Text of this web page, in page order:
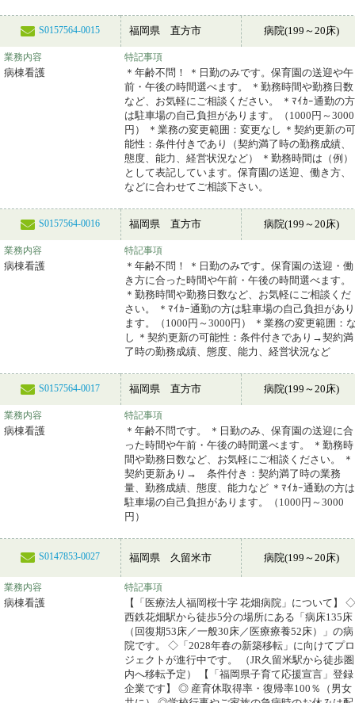
S0157564-0015 福岡県 直方市 病院(199～20床)
業務内容
病棟看護
特記事項
＊年齢不問！ ＊日勤のみです。保育園の送迎や午
前・午後の時間選べます。 ＊勤務時間や勤務日数
など、お気軽にご相談ください。 ＊ﾏｲｶｰ通勤の方
は駐車場の自己負担があります。（1000円～3000
円） ＊業務の変更範囲：変更なし ＊契約更新の可
能性：条件付きであり（契約満了時の勤務成績、
態度、能力、経営状況など） ＊勤務時間は（例）
として表記しています。保育園の送迎、働き方、
などに合わせてご相談下さい。
S0157564-0016 福岡県 直方市 病院(199～20床)
業務内容
病棟看護
特記事項
＊年齢不問！ ＊日勤のみです。保育園の送迎・働
き方に合った時間や午前・午後の時間選べます。
＊勤務時間や勤務日数など、お気軽にご相談くだ
さい。 ＊ﾏｲｶｰ通勤の方は駐車場の自己負担があり
ます。（1000円～3000円） ＊業務の変更範囲：
し ＊契約更新の可能性：条件付きであり→契約満
了時の勤務成績、態度、能力、経営状況など
S0157564-0017 福岡県 直方市 病院(199～20床)
業務内容
病棟看護
特記事項
＊年齢不問です。 ＊日勤のみ、保育園の送迎に合
った時間や午前・午後の時間選べます。 ＊勤務時
間や勤務日数など、お気軽にご相談ください。 ＊
契約更新あり→ 条件付き：契約満了時の業務
量、勤務成績、態度、能力など ＊ﾏｲｶｰ通勤の方は
駐車場の自己負担があります。（1000円～3000
円）
S0147853-0027 福岡県 久留米市 病院(199～20床)
業務内容
病棟看護
特記事項
【「医療法人福岡桜十字 花畑病院」について】 ◇
西鉄花畑駅から徒歩5分の場所にある「病床135床
（回復期53床／一般30床／医療療養52床）」の病
院です。 ◇「2028年春の新築移転」に向けてプロ
ジェクトが進行中です。 （JR久留米駅から徒歩圏
内へ移転予定） 【「福岡県子育て応援宣言」登録
企業です】 ◎ 産育休取得率・復帰率100％（男女